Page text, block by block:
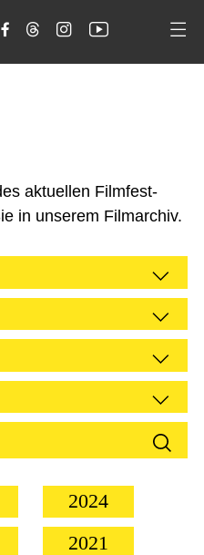
    
aktuellen Filmfest-
in unserem Filmarchiv.
2024
2021